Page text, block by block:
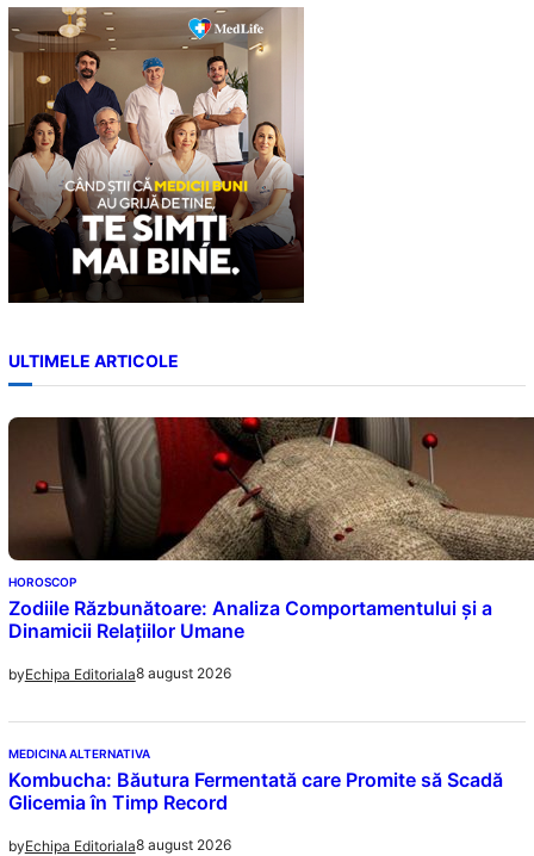
c
h
ULTIMELE ARTICOLE
HOROSCOP
Zodiile Răzbunătoare: Analiza Comportamentului și a
Dinamicii Relațiilor Umane
byEchipa Editoriala8 august 2026
MEDICINA ALTERNATIVA
Kombucha: Băutura Fermentată care Promite să Scadă
Glicemia în Timp Record
byEchipa Editoriala8 august 2026